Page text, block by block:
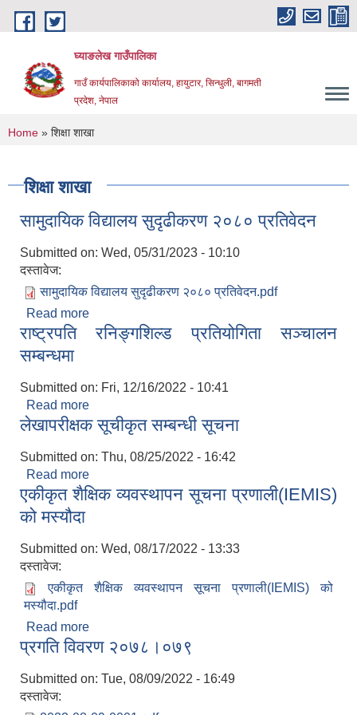
Skip to main content
घ्याङलेख गाउँपालिका
गाउँ कार्यपालिकाको कार्यालय, हायुटार, सिन्धुली, बागमती
प्रदेश, नेपाल
You are here
Home » शिक्षा शाखा
शिक्षा शाखा
सामुदायिक विद्यालय सुदृढीकरण २०८० प्रतिवेदन
Submitted on: Wed, 05/31/2023 - 10:10
दस्तावेज:
सामुदायिक विद्यालय सुदृढीकरण २०८० प्रतिवेदन.pdf
Read more
राष्ट्रपति रनिङ्गशिल्ड प्रतियोगिता सञ्चालन
सम्बन्धमा
Submitted on: Fri, 12/16/2022 - 10:41
Read more
सम्बन्धमा
लेखापरीक्षक सूचीकृत सम्बन्धी सूचना
Submitted on: Thu, 08/25/2022 - 16:42
Read more
एकीकृत शैक्षिक व्यवस्थापन सूचना प्रणाली(IEMIS)
को मस्यौदा
Submitted on: Wed, 08/17/2022 - 13:33
दस्तावेज:
एकीकृत शैक्षिक व्यवस्थापन सूचना प्रणाली(IEMIS) को
मस्यौदा.pdf
Read more
को मस्यौदा
प्रगति विवरण २०७८।०७९
Submitted on: Tue, 08/09/2022 - 16:49
दस्तावेज: